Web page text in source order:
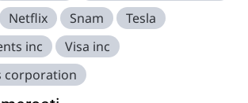
Netflix Snam
Tesla
inc
Visa inc
corporation